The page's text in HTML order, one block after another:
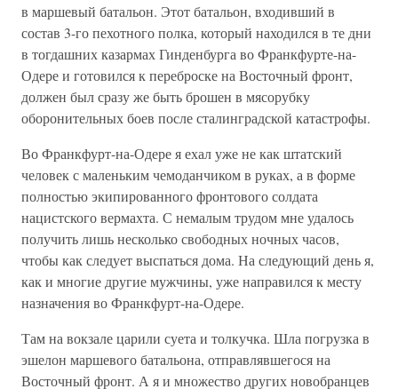
в маршевый батальон. Этот батальон, входивший в
состав 3-го пехотного полка, который находился в те дни
в тогдашних казармах Гинденбурга во Франкфурте-на-
Одере и готовился к переброске на Восточный фронт,
должен был сразу же быть брошен в мясорубку
оборонительных боев после сталинградской катастрофы.
Во Франкфурт-на-Одере я ехал уже не как штатский
человек с маленьким чемоданчиком в руках, а в форме
полностью экипированного фронтового солдата
нацистского вермахта. С немалым трудом мне удалось
получить лишь несколько свободных ночных часов,
чтобы как следует выспаться дома. На следующий день я,
как и многие другие мужчины, уже направился к месту
назначения во Франкфурт-на-Одере.
Там на вокзале царили суета и толкучка. Шла погрузка в
эшелон маршевого батальона, отправлявшегося на
Восточный фронт. А я и множество других новобранцев